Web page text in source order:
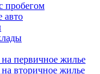
пробегом
авто
первичное жилье
вторичное жилье